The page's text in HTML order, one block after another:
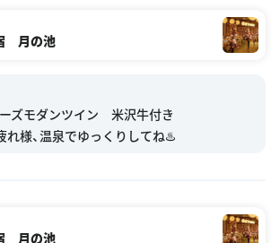
月の池
ズモダンツイン 米沢牛付き
月の池